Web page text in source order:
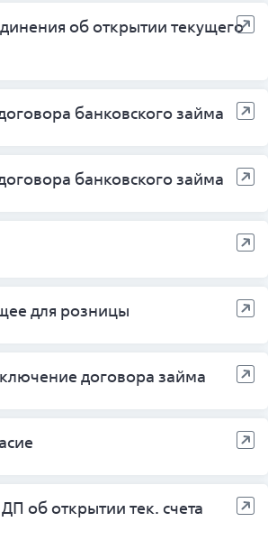
об открытии текущего
банковского займа
банковского займа
для розницы
договора займа
об открытии тек. счета